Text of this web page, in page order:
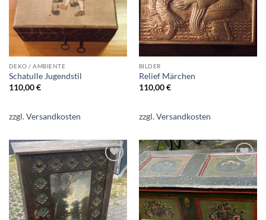
DEKO / AMBIENTE
Schatulle Jugendstil
110,00€
zzgl.Versandkosten
BILDER
Relief Märchen
110,00€
zzgl.Versandkosten
Auf die
Wunschliste
Auf die
Wunschliste